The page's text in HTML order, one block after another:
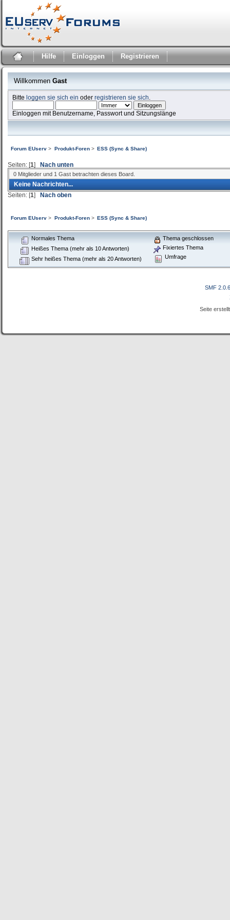
Hilfe Einloggen Registrieren
Willkommen Gast
Bitteloggen sie sich ein oderregistrieren sie sich
Einloggen mit Benutzername, Passwort und Sitzungslänge
Forum EUserv > Produkt-Foren> ESS (Sync & Share)
Seiten: [1] Nach unten
0 Mitglieder und 1 Gast betrachten dieses Board.
Keine Nachrichten...
Seiten: [1] Nach oben
Forum EUserv > Produkt-Foren> ESS (Sync & Share)
Normales Thema
Heißes Thema (mehr als 10 Antworten)
Sehr heißes Thema (mehr als 20 Antworten)
Thema geschlossen
Fixiertes Thema
Umfrage
SMF 2.0.6
Seite